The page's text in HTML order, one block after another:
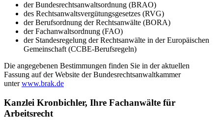
der Bundesrechtsanwaltsordnung (BRAO)
des Rechtsanwaltsvergütungsgesetzes (RVG)
der Berufsordnung der Rechtsanwälte (BORA)
der Fachanwaltsordnung (FAO)
der Standesregelung der Rechtsanwälte in der Europäischen
Gemeinschaft (CCBE-Berufsregeln)
Die angegebenen Bestimmungen finden Sie in der aktuellen
Fassung auf der Website der Bundesrechtsanwaltkammer
unterwww.brak.de
Kanzlei Kronbichler, Ihre Fachanwälte für
Arbeitsrecht